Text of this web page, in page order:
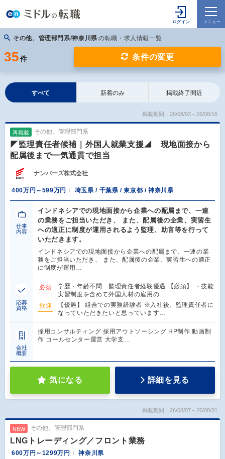
その他、管理部門系/神奈川県 の転職・求人情報一覧
35 件 条件の変更
すべて 新着のみ 掲載終了間近
掲載期間：26/08/03～26/08/16
再掲載 その他、管理部門系
◤監理責任者候補｜外国人就業支援◢ 現地面接から
配属後まで一気通貫で担当
ナンバーズ株式会社
400万円～599万円 埼玉県 / 千葉県 / 東京都 / 神奈川県
仕事
内容
インドネシアでの現地面接から企業への配属まで、一連
の業務をご担当いただき、 また、配属後の企業、実習生
への適正に制度が運用されるよう監理、助言等を行って
いただきます。
インドネシアでの現地面接から企業への配属まで、一連の業
務をご担当いただき、 また、配属後の企業、実習生への適正
に制度が運用…
応募
資格
必須
学歴・年齢不問 監理責任者経験優遇 【必須】 ・技能
実習制度を含めて外国人材の雇用の…
歓迎
【優遇】 組合での実務経験者 ※入社後、監理責任者に
なっていただきたいと思っています…
会社
概要
採用コンサルティング 採用アウトソーシング HP制作 動画制
作 コールセンター運営 大学支…
気になる 詳細を見る
掲載期間：26/08/07～26/08/31
NEW その他、管理部門系
LNGトレーディング／フロント業務
600万円～1299万円 神奈川県